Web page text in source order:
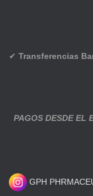
✔ Transferencias
PAGOS DESDE EL
GPH